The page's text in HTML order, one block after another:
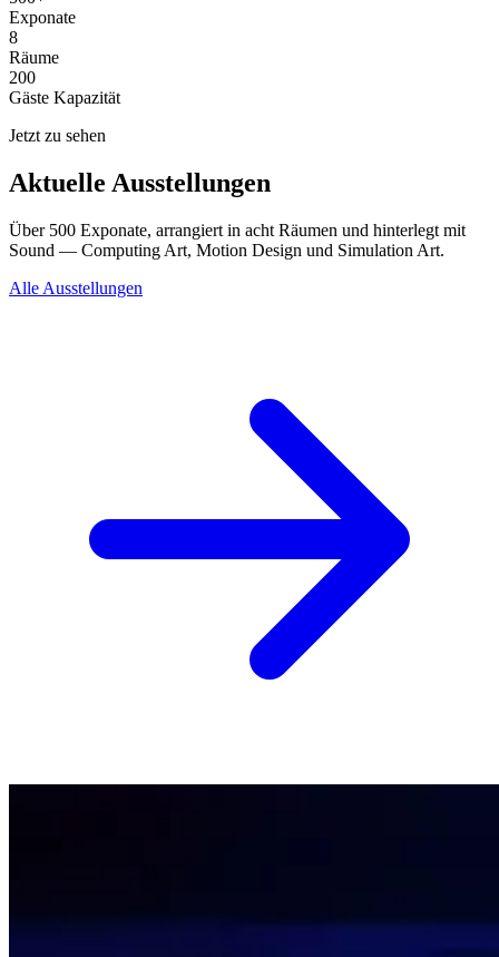
Exponate
8
Räume
200
Gäste Kapazität
Jetzt zu sehen
Aktuelle Ausstellungen
Über 500 Exponate, arrangiert in acht Räumen und hinterlegt mit
Sound — Computing Art, Motion Design und Simulation Art.
Alle Ausstellungen